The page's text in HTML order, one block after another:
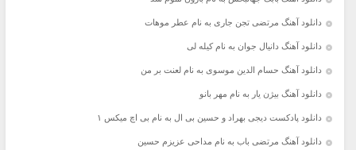
دانلود آهنگ مرتضی تجن جاری به نام عطر موهات
دانلود آهنگ دانیال جوان به نام کیله لی
دانلود آهنگ حسام الدین موسوی به نام لعنت بر من
دانلود آهنگ بیژن یار به نام مهر بانو
دانلود پادکست دیجی بهراد و حسین بی ال به نام بی اچ میکس ۱
دانلود آهنگ مرتضی باب به نام مداحی عزیزم حسین